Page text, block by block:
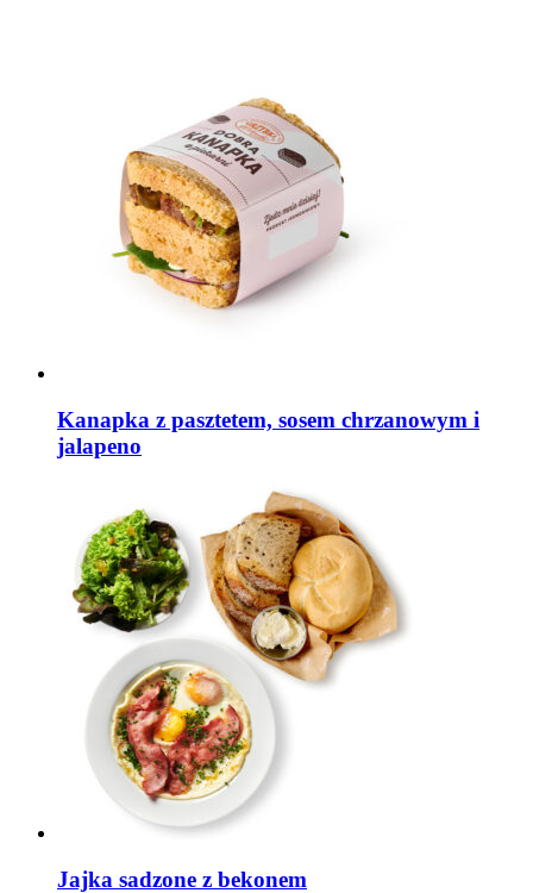
Kanapka z pasztetem, sosem chrzanowym i
jalapeno
Jajka sadzone z bekonem